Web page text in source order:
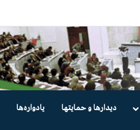
دیدارها و حمایتها یادواره‌ها